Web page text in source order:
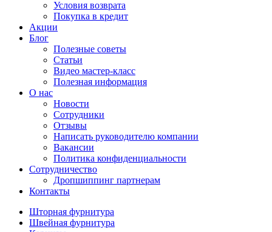
Условия возврата
Покупка в кредит
Акции
Блог
Полезные советы
Статьи
Видео мастер-класс
Полезная информация
О нас
Новости
Сотрудники
Отзывы
Написать руководителю компании
Вакансии
Политика конфиденциальности
Сотрудничество
Дропшиппинг партнерам
Контакты
Шторная фурнитура
Швейная фурнитура